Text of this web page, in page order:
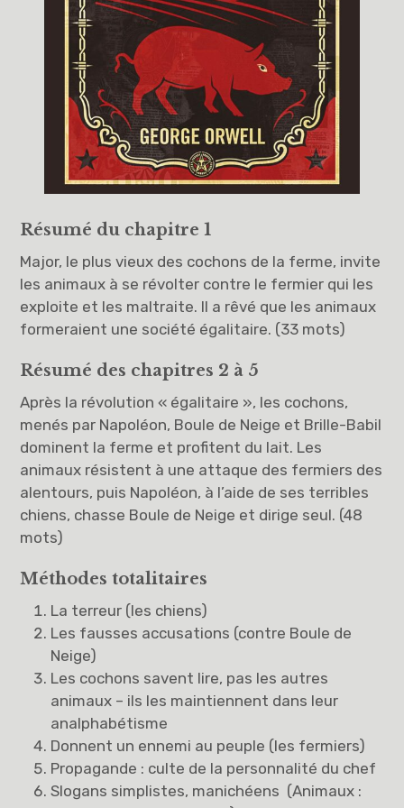
Résumé du chapitre 1
Major, le plus vieux des cochons de la ferme, invite
les animaux à se révolter contre le fermier qui les
exploite et les maltraite. Il a rêvé que les animaux
formeraient une société égalitaire. (33 mots)
Résumé des chapitres 2 à 5
Après la révolution « égalitaire », les cochons,
menés par Napoléon, Boule de Neige et Brille-Babil
dominent la ferme et profitent du lait. Les
animaux résistent à une attaque des fermiers des
alentours, puis Napoléon, à l’aide de ses terribles
chiens, chasse Boule de Neige et dirige seul. (48
mots)
Méthodes totalitaires
La terreur (les chiens)
Les fausses accusations (contre Boule de
Neige)
Les cochons savent lire, pas les autres
animaux – ils les maintiennent dans leur
analphabétisme
Donnent un ennemi au peuple (les fermiers)
Propagande : culte de la personnalité du chef
Slogans simplistes, manichéens (Animaux :